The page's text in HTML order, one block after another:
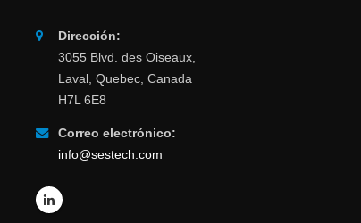
Dirección:
3055 Blvd. des Oiseaux,
Laval, Quebec, Canada
H7L 6E8
Correo electrónico:
info@sestech.com